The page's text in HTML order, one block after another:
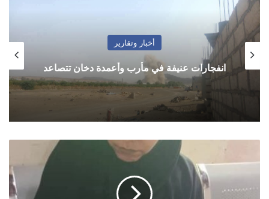
أخبار وتقارير
انفجارات عنيفة في مأرب وأعمدة دخان تتصاعد